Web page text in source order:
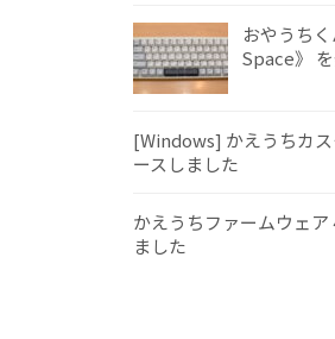
おやうち
Space》
[Windows] かえうちカス
ースしました
かえうちファームウェア
ました